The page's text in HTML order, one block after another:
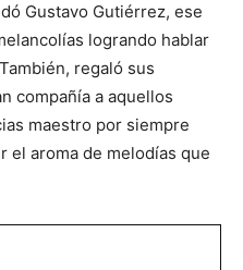
Gustavo Gutiérrez, ese
logrando hablar
regaló sus
compañía a aquellos
maestro por siempre
el aroma de melodías que